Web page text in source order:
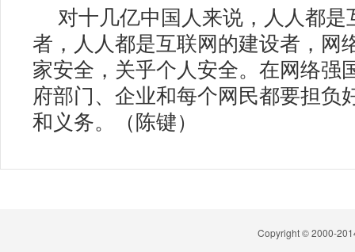
对十几亿中国人来说，人人都是
者，人人都是互联网的建设者，网
家安全，关乎个人安全。在网络强
府部门、企业和每个网民都要担负
和义务。（陈键）